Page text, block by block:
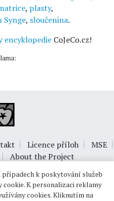
, plasty,
Synge, sloučenina.
encyklopedie CoJeCo.cz!
Licence příloh
MSE
About the Project
k poskytování služeb
cookie. K personalizaci reklamy
cookies. Kliknutím na